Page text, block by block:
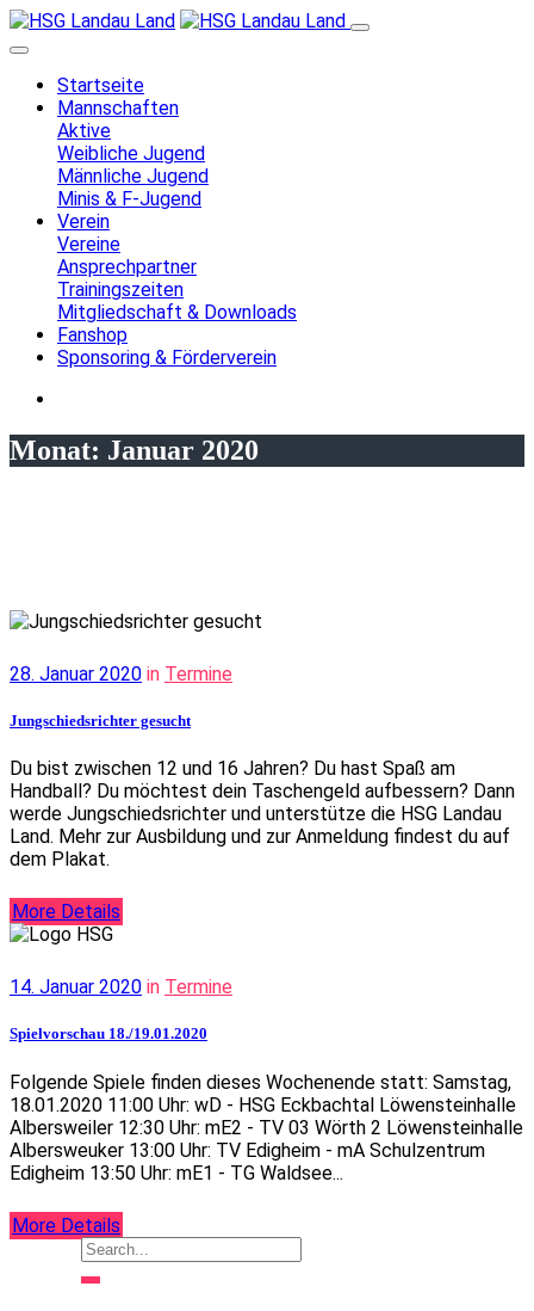
Startseite
Mannschaften
Aktive
Weibliche Jugend
Männliche Jugend
Minis & F-Jugend
Verein
Vereine
Ansprechpartner
Trainingszeiten
Mitgliedschaft & Downloads
Fanshop
Sponsoring & Förderverein
Monat: Januar 2020
28. Januar 2020 in Termine
Jungschiedsrichter gesucht
Du bist zwischen 12 und 16 Jahren? Du hast Spaß am
Handball? Du möchtest dein Taschengeld aufbessern? Dann
werde Jungschiedsrichter und unterstütze die HSG Landau
Land. Mehr zur Ausbildung und zur Anmeldung findest du auf
dem Plakat.
More Details
14. Januar 2020 in Termine
Spielvorschau 18./19.01.2020
Folgende Spiele finden dieses Wochenende statt: Samstag,
18.01.2020 11:00 Uhr: wD - HSG Eckbachtal Löwensteinhalle
Albersweiler 12:30 Uhr: mE2 - TV 03 Wörth 2 Löwensteinhalle
Albersweuker 13:00 Uhr: TV Edigheim - mA Schulzentrum
Edigheim 13:50 Uhr: mE1 - TG Waldsee...
More Details